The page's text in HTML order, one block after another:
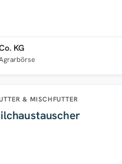
KG
& MISCHFUTTER